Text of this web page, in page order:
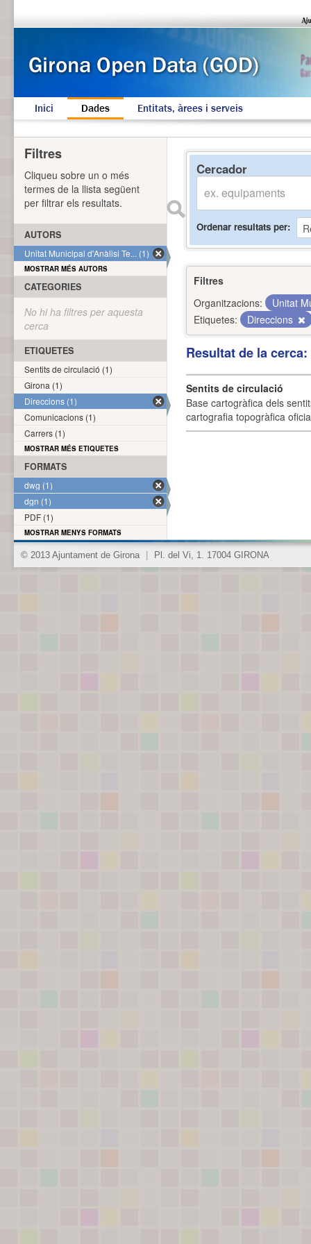
Inici Dades Entitats, àrees i serveis
Cercador
Ordenar resultats per
Filtres
Organitzacions:
Unitat
Etiquetes:
Direccions
Resultat de la
Sentits de circulació
Base cartogràfica dels
cartografia topogràfica
Filtres
Cliqueu sobre un o més
termes de la llista següent
per filtrar els resultats.
AUTORS
Unitat Municipal d'Anàlisi Te... (1)
MOSTRAR MÉS AUTORS
CATEGORIES
No hi ha filtres per aquesta
cerca
ETIQUETES
Sentits de circulació (1)
Girona (1)
Direccions (1)
Comunicacions (1)
Carrers (1)
MOSTRAR MÉS ETIQUETES
FORMATS
dwg (1)
dgn (1)
PDF (1)
MOSTRAR MENYS FORMATS
© 2013 Ajuntament de Girona Pl. del Vi, 1. 17004 GIRONA